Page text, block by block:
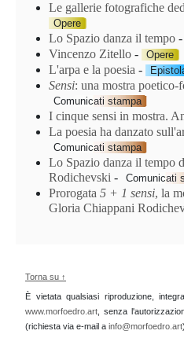
Le gallerie fotografiche
Opere
Lo Spazio danza il tempo -
Vincenzo Zitello - Opere
L'arpa e la poesia -
Sensi: una mostra poetico-
Comunicati stampa
I cinque sensi in mostra.
La poesia ha danzato
Comunicati stampa
Lo Spazio danza il tempo
Rodichevski - Comunicati
Prorogata 5 + 1 sensi, la
Gloria Chiappani
Torna su ↑
È vietata qualsiasi riproduzione,
www.morfoedro.art , senza
(richiesta via e-mail a info@morfoedro.art).